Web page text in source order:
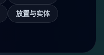
放置与实体